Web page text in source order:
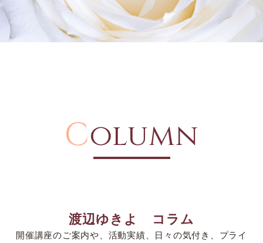
Column
渡辺ゆきよ コラム
開催講座のご案内や、活動実績、日々の気付き、プライ